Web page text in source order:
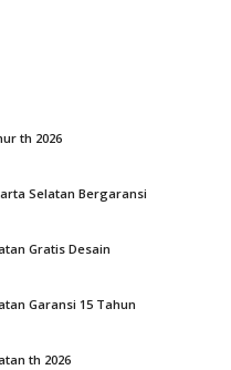
th 2026
Selatan Bergaransi
Gratis Desain
Garansi 15 Tahun
th 2026